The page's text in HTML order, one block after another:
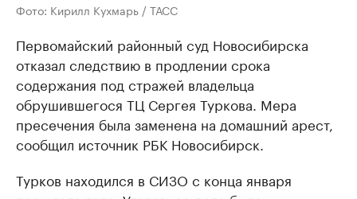
Фото: Кирилл Кухмарь / ТАСС
Первомайский районный суд Новосибирска
отказал следствию в продлении срока
содержания под стражей владельца
обрушившегося ТЦ Сергея Туркова. Мера
пресечения была заменена на домашний арест,
сообщил источник РБК Новосибирск.
Турков находился в СИЗО с конца января